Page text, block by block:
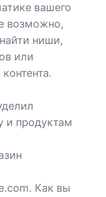
вашего
возможно,
ниши,
или
и продуктам
Как вы